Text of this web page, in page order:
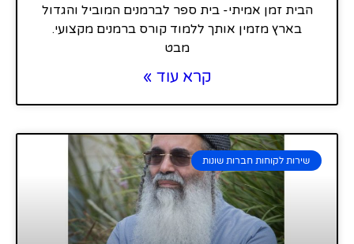
הבית זמן אמיתי- בית ספר לברמנים המוביל והגדול
בארץ מזמין אותך ללמוד קורס ברמנים מקצועי.
מבט
קרא עוד »
שירות לקוחות חברות שונות